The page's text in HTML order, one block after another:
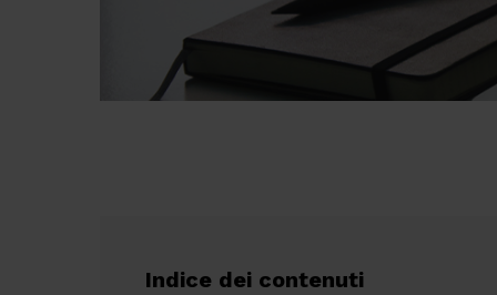
Indice dei contenuti